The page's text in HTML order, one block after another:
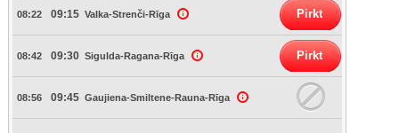
08:22 09:15 Valka-Strenči-Rīga Pirkt
08:42 09:30 Sigulda-Ragana-Rīga Pirkt
08:56 09:45 Gaujiena-Smiltene-Rauna-Rīga